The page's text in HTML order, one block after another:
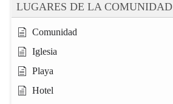
LUGARES DE LA COMUNIDAD
Comunidad
Iglesia
Playa
Hotel